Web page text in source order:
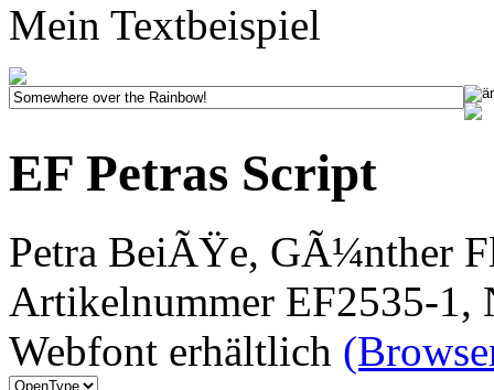
Mein Textbeispiel
EF Petras Script
Petra BeiÃŸe, GÃ¼nther
Artikelnummer EF2535-1,
Webfont erhältlich